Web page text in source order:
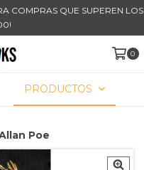
COMPRAS QUE SUPEREN LOS
0
PRODUCTOS
Poe